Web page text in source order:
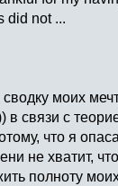
did not ...
моих
связи с
что я
не хватит,
полноту